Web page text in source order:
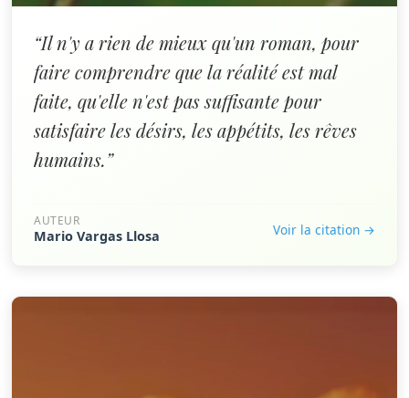
“Il n'y a rien de mieux qu'un roman, pour
faire comprendre que la réalité est mal
faite, qu'elle n'est pas suffisante pour
satisfaire les désirs, les appétits, les rêves
humains.”
AUTEUR
Mario Vargas Llosa Voir la citation →